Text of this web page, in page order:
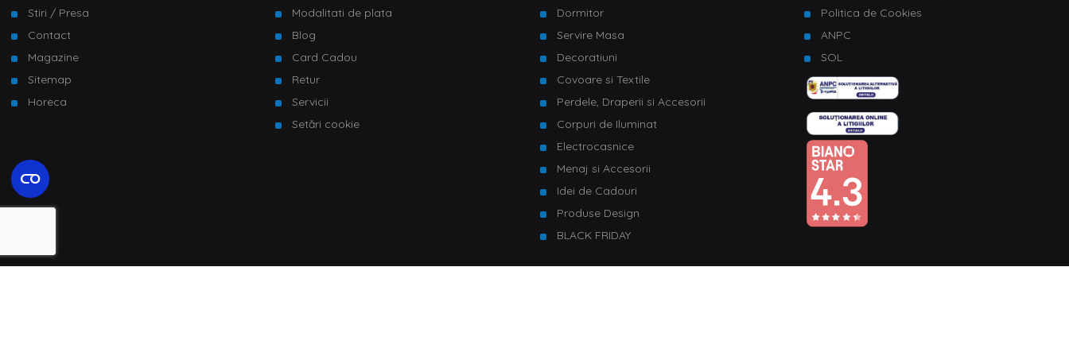
Stiri / Presa
Contact
Magazine
Sitemap
Horeca
Modalitati de plata
Blog
Card Cadou
Retur
Servicii
Setări cookie
Dormitor
Servire Masa
Decoratiuni
Covoare si Textile
Perdele, Draperii si Accesorii
Corpuri de Iluminat
Electrocasnice
Menaj si Accesorii
Idei de Cadouri
Produse Design
BLACK FRIDAY
Politica de Cookies
ANPC
SOL